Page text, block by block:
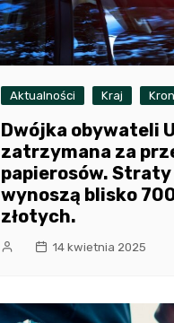
Aktualności Kraj
Dwójka obywateli
zatrzymana za
papierosów.
wynoszą blisko
złotych.
14 kwietnia 2025